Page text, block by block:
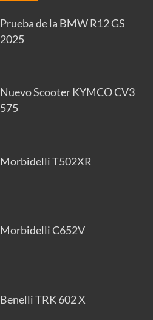
Prueba de la BMW R12 GS
2025
Nuevo Scooter KYMCO CV3
575
Morbidelli T502XR
Morbidelli C652V
Benelli TRK 602 X